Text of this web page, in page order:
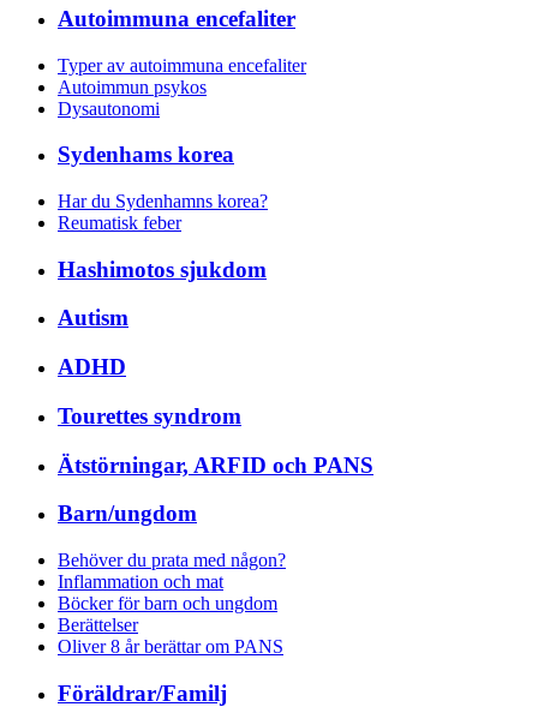
Autoimmuna encefaliter
Typer av autoimmuna encefaliter
Autoimmun psykos
Dysautonomi
Sydenhams korea
Har du Sydenhamns korea?
Reumatisk feber
Hashimotos sjukdom
Autism
ADHD
Tourettes syndrom
Ätstörningar, ARFID och PANS
Barn/ungdom
Behöver du prata med någon?
Inflammation och mat
Böcker för barn och ungdom
Berättelser
Oliver 8 år berättar om PANS
Föräldrar/Familj